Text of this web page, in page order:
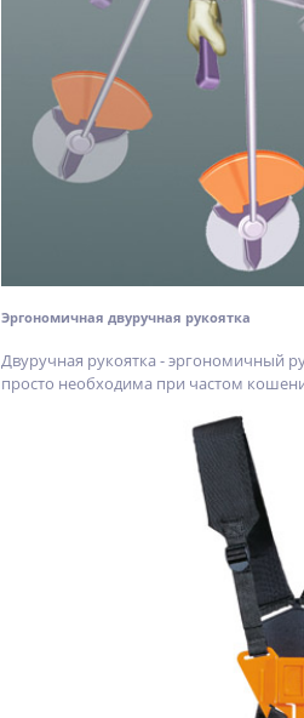
Эргономичная двуручная рукоятка
Двуручная рукоятка - эргономичный
просто необходима при частом